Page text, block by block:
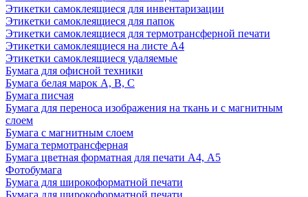
Этикетки самоклеящиеся для инвентаризации
Этикетки самоклеящиеся для папок
Этикетки самоклеящиеся для термотрансферной печати
Этикетки самоклеящиеся на листе А4
Этикетки самоклеящиеся удаляемые
Бумага для офисной техники
Бумага белая марок А, В, С
Бумага писчая
Бумага для переноса изображения на ткань и с магнитным
слоем
Бумага с магнитным слоем
Бумага термотрансферная
Бумага цветная форматная для печати А4, А5
Фотобумага
Бумага для широкоформатной печати
Бумага для широкоформатной печати